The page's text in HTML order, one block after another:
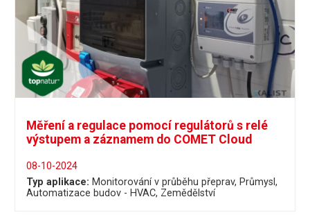
Měření a regulace pomocí regulátorů s relé
výstupem a záznamem do COMET Cloud
08-10-2024
Typ aplikace: Monitorování v průběhu přeprav Průmysl
Automatizace budov - HVAC Zemědělství